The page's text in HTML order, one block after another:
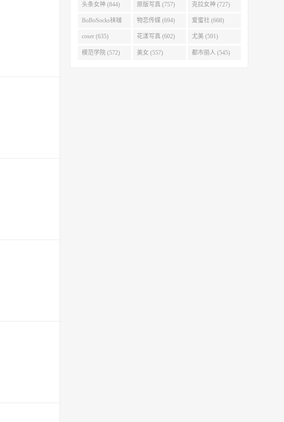
头条女神 (844) 原版写真 (757) 克拉女神 (727)
BoBoSocks袜啵
啵 (707)
物恋传媒 (694) 爱蜜社 (668)
coser (635) 花漾写真 (602) 尤美 (591)
模范学院 (572) 美女 (557) 都市丽人 (545)